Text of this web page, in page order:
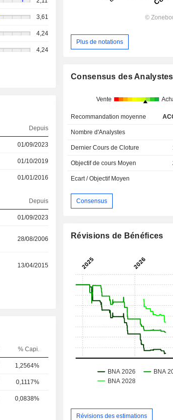
3,61
4,24
4,24
Depuis
01/09/2023
01/10/2019
01/01/2016
Depuis
01/09/2023
28/08/2006
13/04/2015
% Capi.
1,2564%
0,1117%
0,0838%
Plus de notations
Consensus des Analystes
Vente
Recommandation moyenne
Nombre d'Analystes
Dernier Cours de Cloture
Objectif de cours Moyen
Ecart / Objectif Moyen
Consensus
Révisions de Bénéfices
Révisions des estimations